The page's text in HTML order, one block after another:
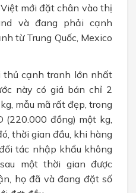
mới đặt chân vào thị
và đang phải cạnh
từ Trung Quốc, Mexico
thủ cạnh tranh lớn nhất
này có giá bán chỉ 2
mẫu mã rất đẹp, trong
(220.000 đồng) một kg,
thời gian đầu, khi hàng
tác nhập khẩu không
một thời gian được
họ đã và đang đặt số